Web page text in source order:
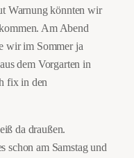
Warnung könnten wir
Am Abend
wir im Sommer ja
dem Vorgarten in
fix in den
da draußen.
schon am Samstag und